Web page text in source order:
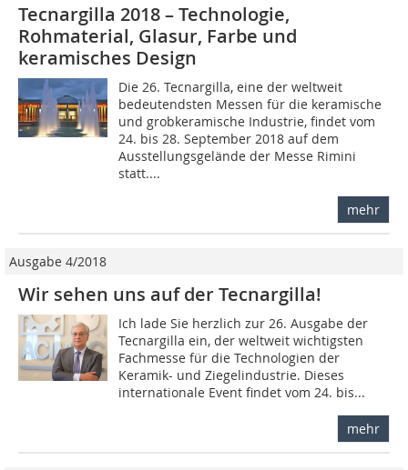
Tecnargilla 2018 – Technologie,
Rohmaterial, Glasur, Farbe und
keramisches Design
Die 26. Tecnargilla, eine der weltweit
bedeutendsten Messen für die keramische
und grobkeramische Industrie, findet vom
24. bis 28. September 2018 auf dem
Ausstellungsgelände der Messe Rimini
statt....
mehr
Ausgabe 4/2018
Wir sehen uns auf der Tecnargilla!
Ich lade Sie herzlich zur 26. Ausgabe der
Tecnargilla ein, der weltweit wichtigsten
Fachmesse für die Technologien der
Keramik- und Ziegelindustrie. Dieses
internationale Event findet vom 24. bis...
mehr